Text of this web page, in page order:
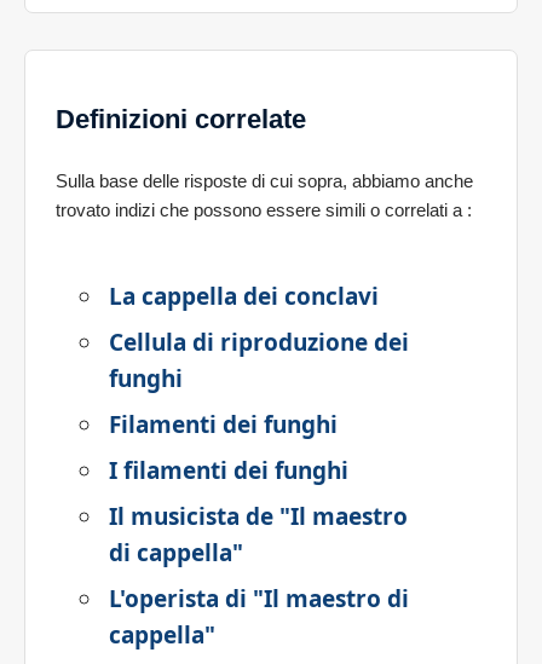
Definizioni correlate
Sulla base delle risposte di cui sopra, abbiamo anche
trovato indizi che possono essere simili o correlati a :
La cappella dei conclavi
Cellula di riproduzione dei
funghi
Filamenti dei funghi
I filamenti dei funghi
Il musicista de "Il maestro
di cappella"
L'operista di "Il maestro di
cappella"